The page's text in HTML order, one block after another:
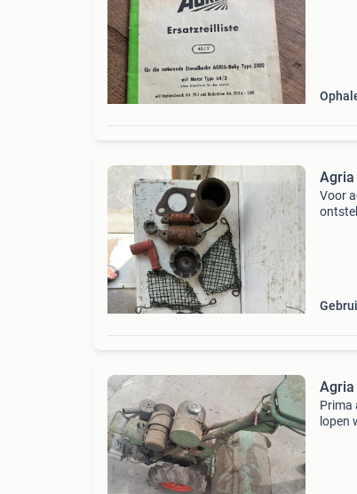
Agria
Voor
Agria
Prima
lopen